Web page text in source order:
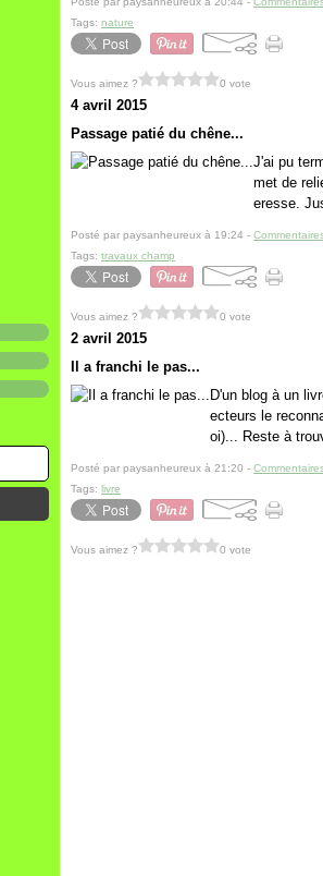
Tags: nature
Vous aimez ? 0 vote
4 avril 2015
Passage patié du chêne...
J'ai pu
met de
eresse.
Posté par paysanheureux à 19:24 -
Tags: travaux champ
Vous aimez ? 0 vote
2 avril 2015
Il a franchi le pas...
D'un blog à un
ecteurs le
oi)... Reste à
Posté par paysanheureux à 21:20 -
Tags: livre
Vous aimez ? 0 vote